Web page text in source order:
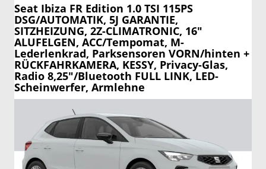
Seat Ibiza FR Edition 1.0 TSI 115PS
DSG/AUTOMATIK, 5J GARANTIE,
SITZHEIZUNG, 2Z-CLIMATRONIC, 16"
ALUFELGEN, ACC/Tempomat, M-
Lederlenkrad, Parksensoren VORN/hinten +
RÜCKFAHRKAMERA, KESSY, Privacy-Glas,
Radio 8,25"/Bluetooth FULL LINK, LED-
Scheinwerfer, Armlehne